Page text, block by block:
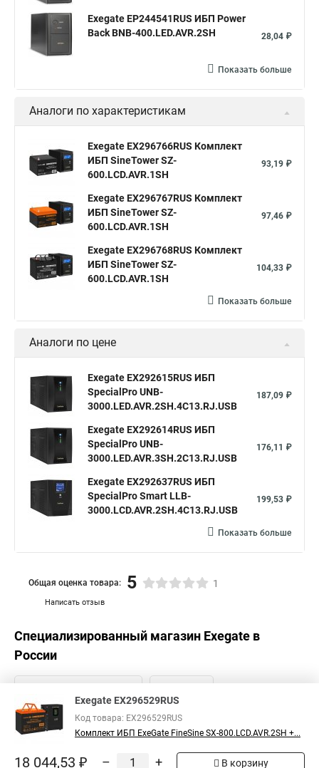
Exegate EP244541RUS ИБП Power
Back BNB-400.LED.AVR.2SH
28,04 ₽
Показать больше
Аналоги по характеристикам
Exegate EX296766RUS Комплект
ИБП SineTower SZ-
600.LCD.AVR.1SH
93,19 ₽
Exegate EX296767RUS Комплект
ИБП SineTower SZ-
600.LCD.AVR.1SH
97,46 ₽
Exegate EX296768RUS Комплект
ИБП SineTower SZ-
600.LCD.AVR.1SH
104,33 ₽
Показать больше
Аналоги по цене
Exegate EX292615RUS ИБП
SpecialPro UNB-
3000.LED.AVR.2SH.4C13.RJ.USB
187,09 ₽
Exegate EX292614RUS ИБП
SpecialPro UNB-
3000.LED.AVR.3SH.2C13.RJ.USB
176,11 ₽
Exegate EX292637RUS ИБП
SpecialPro Smart LLB-
3000.LCD.AVR.2SH.4C13.RJ.USB
199,53 ₽
Показать больше
Написать отзыв
Общая оценка товара: 5 1
Специализированный магазин Exegate в
России
Exegate EX296529RUS
Код товара: EX296529RUS
Комплект ИБП ExeGate FineSine SX-800.LCD.AVR.2SH +...
18 044,53 ₽ – + В корзину